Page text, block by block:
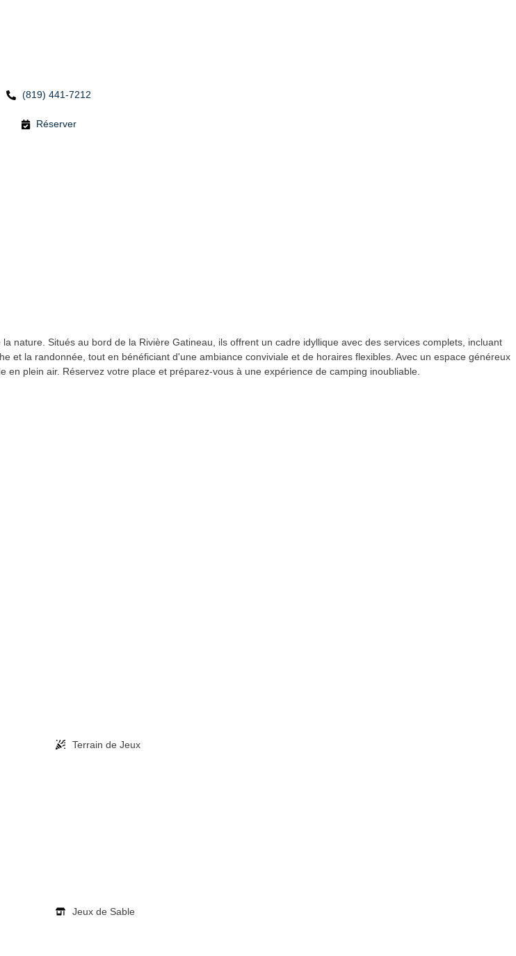
(819) 441-7212
Réserver
nature. Situés au bord de la Rivière Gatineau, ils offrent un cadre idyllique avec des services complets, incluant
et la randonnée, tout en bénéficiant d'une ambiance conviviale et de horaires flexibles. Avec un espace généreux
plein air. Réservez votre place et préparez-vous à une expérience de camping inoubliable.
Terrain de Jeux
Jeux de Sable